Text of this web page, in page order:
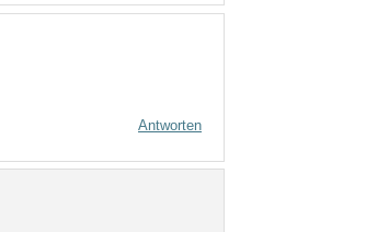
Antworten